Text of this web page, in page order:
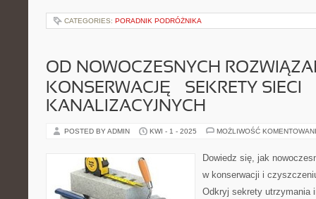
CATEGORIES: PORADNIK PODRÓŻNIKA
OD NOWOCZESNYCH
KONSERWACJĘ – SEKRETY SIECI
KANALIZACYJNYCH
POSTED BY ADMIN KWI - 1 - 2025 MOŻLIWOŚĆ
Dowiedz się, jak
w konserwacji i
Odkryj sekrety utrzymania